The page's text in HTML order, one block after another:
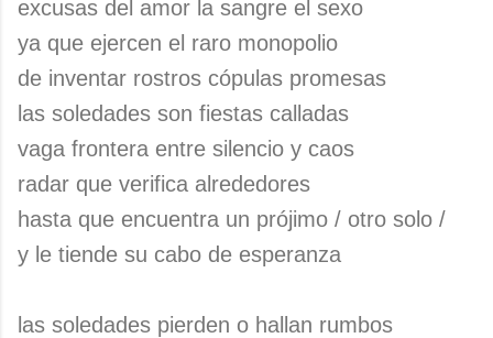
excusas del amor la sangre el sexo
ya que ejercen el raro monopolio
de inventar rostros cópulas promesas
las soledades son fiestas calladas
vaga frontera entre silencio y caos
radar que verifica alrededores
hasta que encuentra un prójimo / otro solo /
y le tiende su cabo de esperanza
las soledades pierden o hallan rumbos